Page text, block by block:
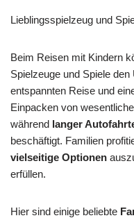
Lieblingsspielzeug und
Beim Reisen mit Kindern
Spielzeuge und Spiele
entspannten Reise und
Einpacken von
während langer
beschäftigt. Familien
vielseitige Optionen
erfüllen.
Hier sind einige beliebte